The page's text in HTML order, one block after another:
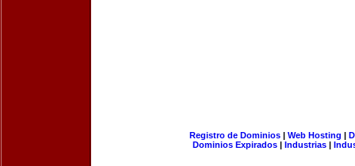
Registro de Dominios| Web Hosting |
Dominios Expirados | Industrias |